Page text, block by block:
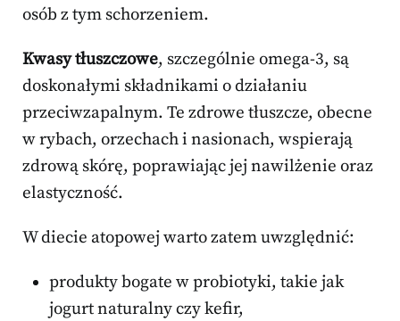
osób z tym schorzeniem.
Kwasy tłuszczowe, szczególnie omega-3, są
doskonałymi składnikami o działaniu
przeciwzapalnym. Te zdrowe tłuszcze, obecne
w rybach, orzechach i nasionach, wspierają
zdrową skórę, poprawiając jej nawilżenie oraz
elastyczność.
W diecie atopowej warto zatem uwzględnić:
produkty bogate w probiotyki, takie jak
jogurt naturalny czy kefir,